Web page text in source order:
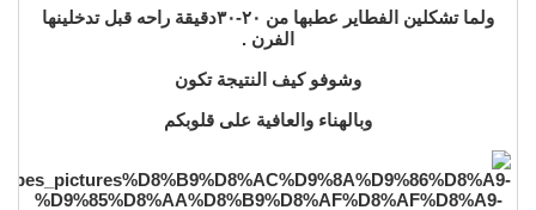
ولما تشكلين الفطاير عطبها من ٢٠-٣٠دقيقة راحه قبل تدخلينها
الفرن .
وشوفو كيف النتيجة تكون
وبالهناء والعافية على قلوبكم